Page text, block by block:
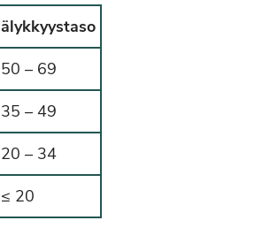
älykkyystaso
50 – 69
35 – 49
20 – 34
≤ 20